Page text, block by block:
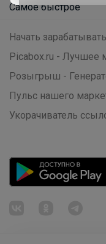
Самое быстрое
Начать
Picabox.ru - Лучшее
Розыгрыш -
Пульс нашего
Укорачиватель
Школьная